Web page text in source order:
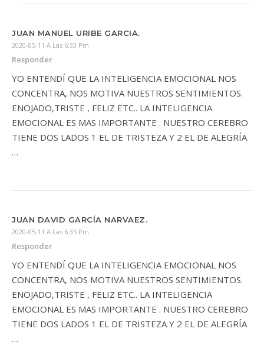
JUAN MANUEL URIBE GARCIA.
2020-05-11 A Las 6:33 Pm
Responder
YO ENTENDÍ QUE LA INTELIGENCIA EMOCIONAL NOS
CONCENTRA, NOS MOTIVA NUESTROS SENTIMIENTOS.
ENOJADO,TRISTE , FELIZ ETC.. LA INTELIGENCIA
EMOCIONAL ES MAS IMPORTANTE . NUESTRO CEREBRO
TIENE DOS LADOS 1 EL DE TRISTEZA Y 2 EL DE ALEGRÍA
…
JUAN DAVID GARCÍA NARVAEZ.
2020-05-11 A Las 6:35 Pm
Responder
YO ENTENDÍ QUE LA INTELIGENCIA EMOCIONAL NOS
CONCENTRA, NOS MOTIVA NUESTROS SENTIMIENTOS.
ENOJADO,TRISTE , FELIZ ETC.. LA INTELIGENCIA
EMOCIONAL ES MAS IMPORTANTE . NUESTRO CEREBRO
TIENE DOS LADOS 1 EL DE TRISTEZA Y 2 EL DE ALEGRÍA
…